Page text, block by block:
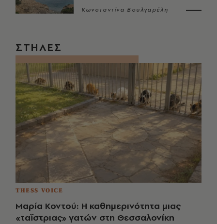
Κωνσταντίνα Βουλγαρέλη
ΣΤΗΛΕΣ
THESS VOICE
Μαρία Κοντού: Η καθημερινότητα μιας
«ταΐστριας» γατών στη Θεσσαλονίκη